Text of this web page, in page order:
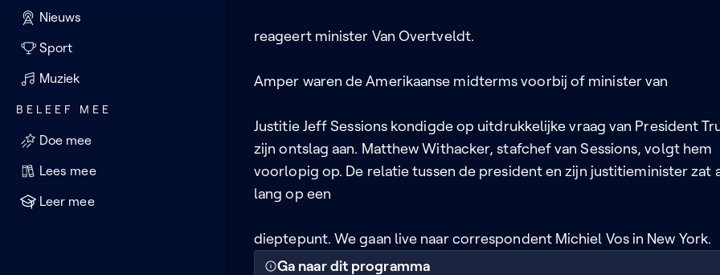
Nieuws
Sport
Muziek
BELEEF MEE
Doe mee
Lees mee
Leer mee
reageert minister Van Overtveldt.
Amper waren de Amerikaanse midterms voorbij of minister van
Justitie Jeff Sessions kondigde op uitdrukkelijke vraag van President
zijn ontslag aan. Matthew Withacker, stafchef van Sessions, volgt hem
voorlopig op. De relatie tussen de president en zijn justitieminister zat
lang op een
dieptepunt. We gaan live naar correspondent Michiel Vos in New York.
Ga naar dit programma